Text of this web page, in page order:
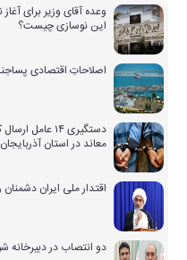
وعده آقای وزیر برای
این نوسازی چیست؟
اصلاحاتِ اقتصادی
دستگیری ۱۴
معاند در استان
اقتدار ملی ایران
دو انتصاب در دبیرخانه